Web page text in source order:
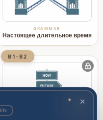
✦ ✕
EN
GRAMMAR
Настоящее длительное время
B1-B2